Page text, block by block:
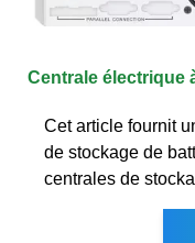
Centrale électrique
Cet article fournit
de stockage de
centrales de